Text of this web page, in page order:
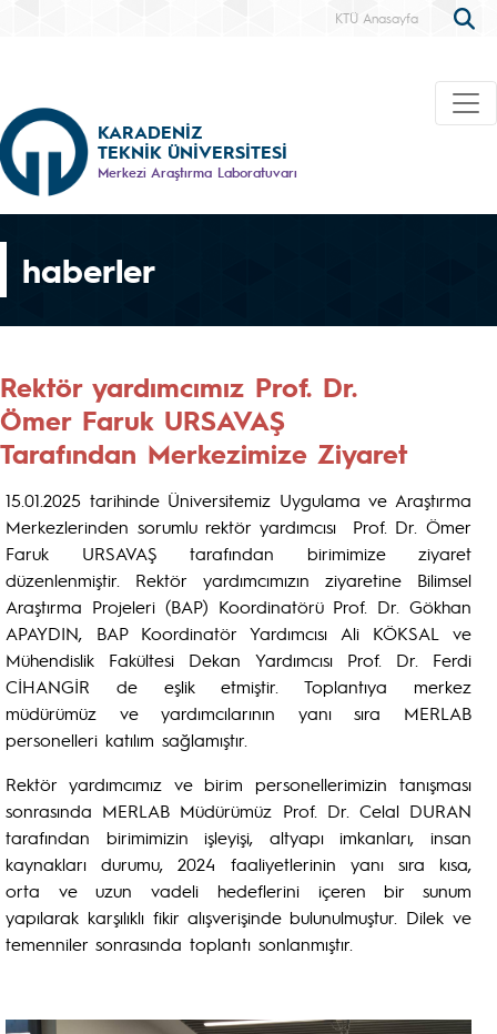
KTÜ Anasayfa
KARADENİZ
TEKNİK ÜNİVERSİTESİ
Merkezi Araştırma Laboratuvarı
haberler
Rektör yardımcımız Prof. Dr.
Ömer Faruk URSAVAŞ
Tarafından Merkezimize Ziyaret
15.01.2025 tarihinde Üniversitemiz Uygulama ve Araştırma
Merkezlerinden sorumlu rektör yardımcısı Prof. Dr. Ömer
Faruk URSAVAŞ tarafından birimimize ziyaret
düzenlenmiştir. Rektör yardımcımızın ziyaretine Bilimsel
Araştırma Projeleri (BAP) Koordinatörü Prof. Dr. Gökhan
APAYDIN, BAP Koordinatör Yardımcısı Ali KÖKSAL ve
Mühendislik Fakültesi Dekan Yardımcısı Prof. Dr. Ferdi
CİHANGİR de eşlik etmiştir. Toplantıya merkez
müdürümüz ve yardımcılarının yanı sıra MERLAB
personelleri katılım sağlamıştır.
Rektör yardımcımız ve birim personellerimizin tanışması
sonrasında MERLAB Müdürümüz Prof. Dr. Celal DURAN
tarafından birimimizin işleyişi, altyapı imkanları, insan
kaynakları durumu, 2024 faaliyetlerinin yanı sıra kısa,
orta ve uzun vadeli hedeflerini içeren bir sunum
yapılarak karşılıklı fikir alışverişinde bulunulmuştur. Dilek ve
temenniler sonrasında toplantı sonlanmıştır.